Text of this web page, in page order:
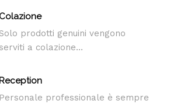
Colazione
prodotti genuini vengono
a colazione…
Reception
Personale professionale è sempre